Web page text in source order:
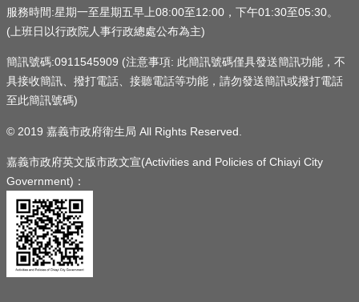
服務時間:星期一至星期五早上08:00至12:00，下午01:30至05:30。
(上班日以行政院人事行政總處公布為主)
簡訊號碼:0911545909 (注意事項: 此簡訊號碼僅具發送簡訊功能，不
具接收簡訊、撥打電話、接聽電話等功能，請勿發送簡訊或撥打電話
至此簡訊號碼)
© 2019 嘉義市政府衛生局 All Rights Reserved.
嘉義市政府英文版市政文宣(Activities and Policies of Chiayi City
Government)：